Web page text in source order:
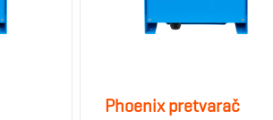
Phoenix pretvarač